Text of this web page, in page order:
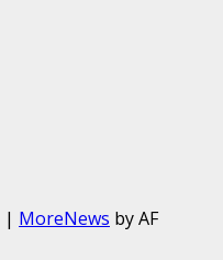
| MoreNews by AF